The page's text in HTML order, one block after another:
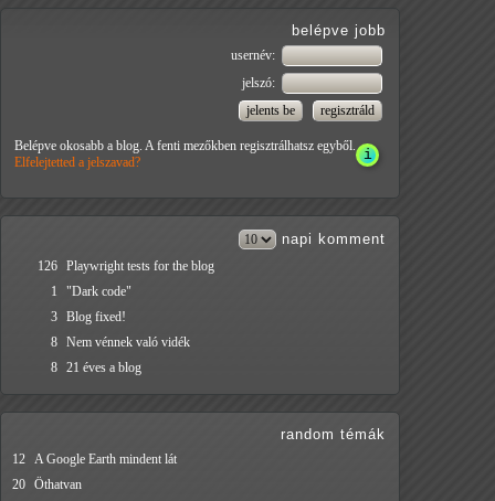
belépve jobb
usernév:
jelszó:
Belépve okosabb a blog. A fenti mezőkben regisztrálhatsz egyből.
Elfelejtetted a jelszavad?
napi komment
126 Playwright tests for the blog
1
"Dark code"
3 Blog fixed!
8 Nem vénnek való vidék
8 21 éves a blog
random témák
12 A Google Earth mindent lát
20 Öthatvan